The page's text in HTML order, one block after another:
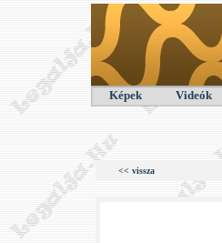
Képek Videók
<< vissza